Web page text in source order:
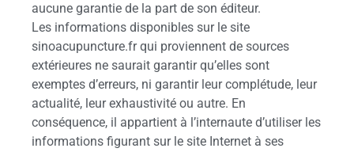
aucune garantie de la part de son éditeur.
Les informations disponibles sur le site
sinoacupuncture.fr qui proviennent de sources
extérieures ne saurait garantir qu’elles sont
exemptes d’erreurs, ni garantir leur complétude, leur
actualité, leur exhaustivité ou autre. En
conséquence, il appartient à l’internaute d’utiliser les
informations figurant sur le site Internet à ses